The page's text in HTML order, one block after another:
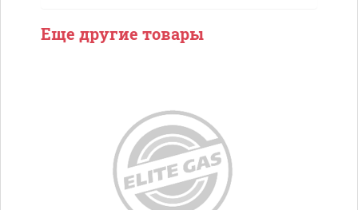
Еще другие товары